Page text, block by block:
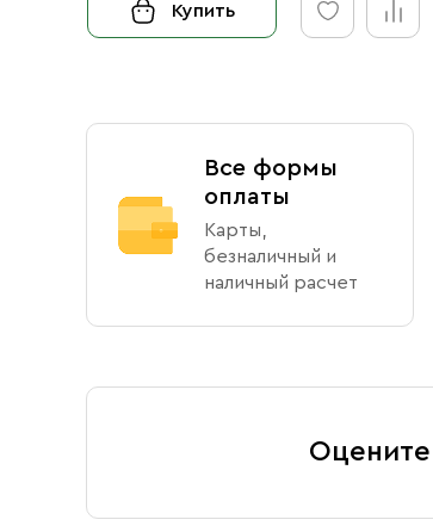
Купить
Все формы
оплаты
Карты,
безналичный и
наличный расчет